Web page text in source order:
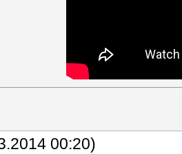
00:20)